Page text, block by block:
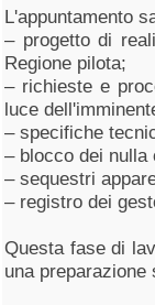
L'appuntamento
– progetto di
Regione pilota;
– richieste e
luce
– specifiche
– blocco dei nulla
– sequestri
– registro dei
Questa fase di
una